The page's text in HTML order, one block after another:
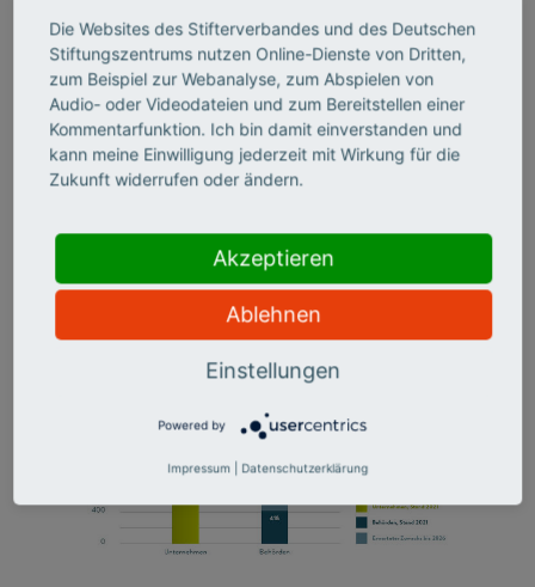
kurzfristige Anstieg auf 65 beziehungsweise 72 Prozent
Anteil digitaler Formate erhalten bliebe. Denn diese
Formate bieten viele Vorteile, zum Beispiel die Ersparnis
von Unterbringungskosten oder Fahrtwegen
einhergehend mit weniger Arbeitsausfall. Gerade die
zeitliche Freistellung ist für viele Unternehmen und
Behörden eine große Herausforderung. Um diese
verstärkt in digitalen Lernumgebungen angeboten
Die Websites des Stifterverbandes und des Deutschen
Stiftungszentrums nutzen Online-Dienste von Dritten,
zum Beispiel zur Webanalyse, zum Abspielen von
Audio- oder Videodateien und zum Bereitstellen einer
Kommentarfunktion. Ich bin damit einverstanden und
kann meine Einwilligung jederzeit mit Wirkung für die
Zukunft widerrufen oder ändern.
Akzeptieren
Ablehnen
Einstellungen
Powered by
Impressum Datenschutzerklärung